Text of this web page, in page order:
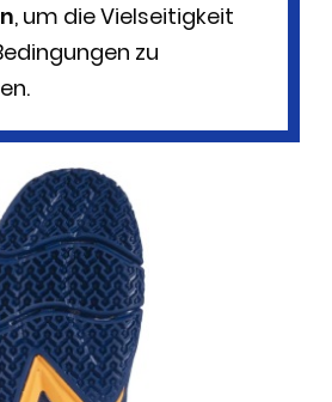
, um die Vielseitigkeit
zu